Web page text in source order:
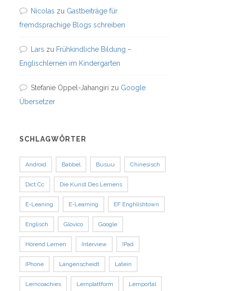
Nicolas zu Gastbeiträge für
fremdsprachige Blogs schreiben
Lars zu Frühkindliche Bildung –
Englischlernen im Kindergarten
Stefanie Oppel-Jahangiri zu Google
Übersetzer
SCHLAGWÖRTER
Android Babbel Busuu Chinesisch
Dict.cc Die Kunst Des Lernens
E-Leaning E-Learning EF Enghlishtown
Englisch Glovico Google
Hörend Lernen Interview IPad
IPhone Langenscheidt Latein
Lerncoachies Lernplattform Lernportal